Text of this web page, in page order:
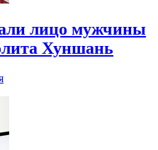
лицо мужчины
Хуншань